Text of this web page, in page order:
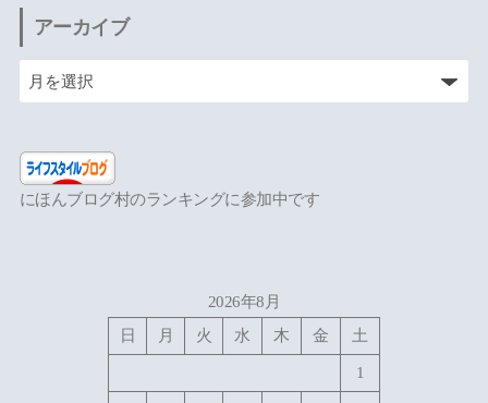
アーカイブ
にほんブログ村のランキングに参加中です
2026年8月
日
月 火 水 木 金 土
1